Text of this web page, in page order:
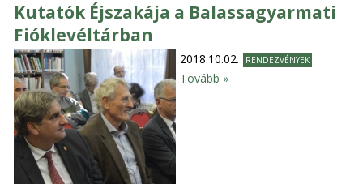
Kutatók Éjszakája a Balassagyarmati
Fióklevéltárban
2018.10.02. RENDEZVÉNYEK
Tovább »